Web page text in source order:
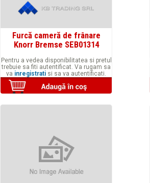
Furcă cameră de frânare
Knorr Bremse SEB01314
Pentru a vedea disponibilitatea si pretul
trebuie sa fiti autentificat. Va rugam sa
va inregistrati si sa va autentificati.